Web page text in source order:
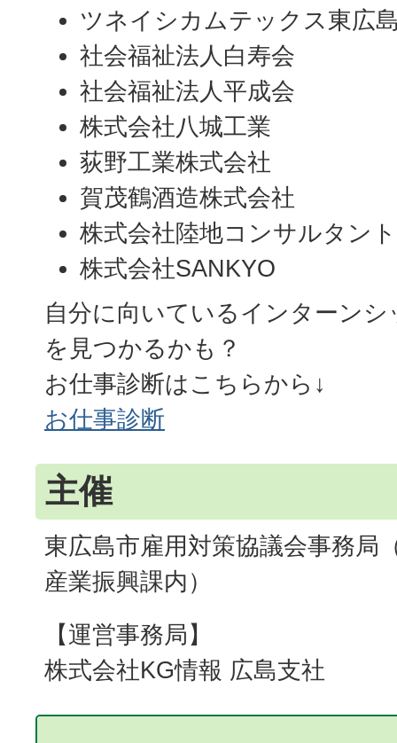
ツネイシカムテックス東広
社会福祉法人白寿会
社会福祉法人平成会
株式会社八城工業
荻野工業株式会社
賀茂鶴酒造株式会社
株式会社陸地コンサルタント
株式会社SANKYO
自分に向いているインターンシ
を見つかるかも？
お仕事診断はこちらから↓
お仕事診断
主催
東広島市雇用対策協議会事務局
産業振興課内）
【運営事務局】
株式会社KG情報 広島支社